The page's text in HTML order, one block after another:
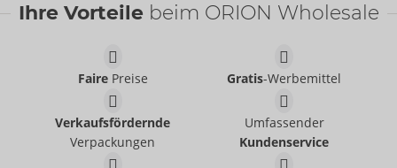
Fun Factory
07539200000
Tester SHARE LITE
Fun Factory
07539470000
0,00 €
Ihre Vorteile beim ORION Wholesale
FairePreise Gratis-Werbemittel
Verkaufsfördernde
Verpackungen
Umfassender
Kundenservice